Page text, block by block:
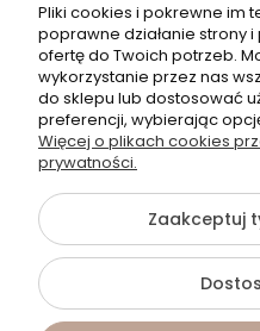
Szablon
Pliki cookies i pokrewne im
poprawne działanie strony
ofertę do Twoich potrzeb.
wykorzystanie przez nas
do sklepu lub dostosować
preferencji, wybierając
Więcej o plikach cookies
prywatności.
Zaakceptuj